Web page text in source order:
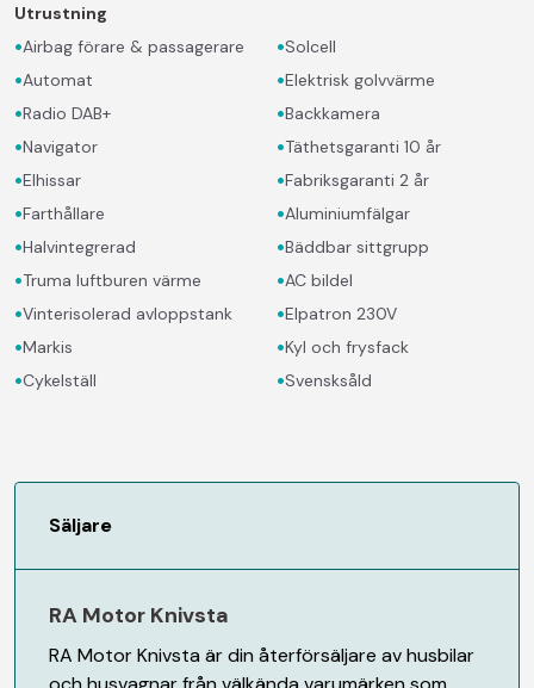
Utrustning
•Airbag förare & passagerare
•Automat
•Radio DAB+
•Navigator
•Elhissar
•Farthållare
•Halvintegrerad
•Truma luftburen värme
•Vinterisolerad avloppstank
•Markis
•Cykelställ
•Solcell
•Elektrisk golvvärme
•Backkamera
•Täthetsgaranti 10 år
•Fabriksgaranti 2 år
•Aluminiumfälgar
•Bäddbar sittgrupp
•AC bildel
•Elpatron 230V
•Kyl och frysfack
•Svensksåld
Säljare
RA Motor Knivsta
RA Motor Knivsta är din återförsäljare av husbilar